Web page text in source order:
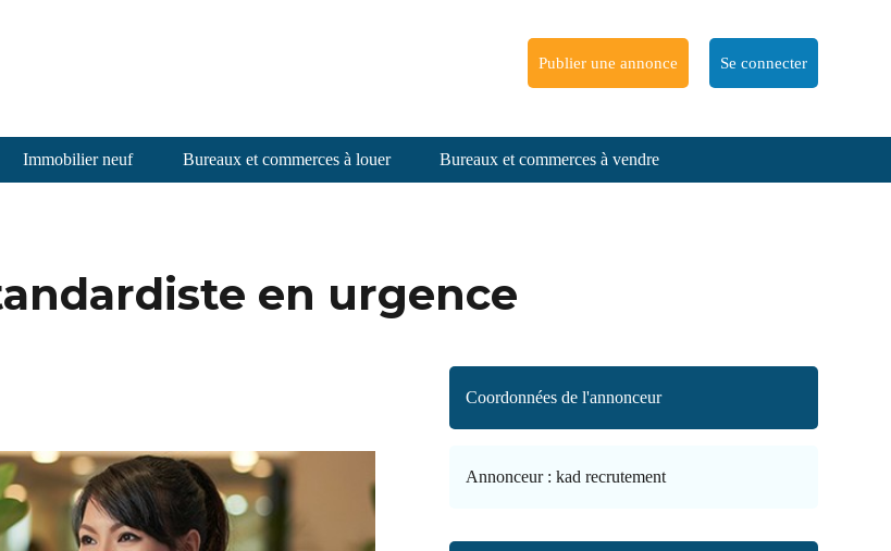
Publier une annonce Se connecter
Immobilier neuf Bureaux et commerces à louer Bureaux et commerces à vendre
en urgence
Coordonnées de l'annonceur
Annonceur : kad recrutement